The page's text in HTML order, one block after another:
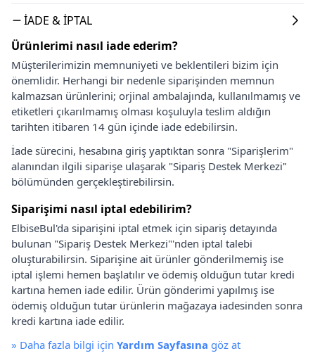
İADE & İPTAL
Ürünlerimi nasıl iade ederim?
Müşterilerimizin memnuniyeti ve beklentileri bizim için
önemlidir. Herhangi bir nedenle siparişinden memnun
kalmazsan ürünlerini; orjinal ambalajında, kullanılmamış ve
etiketleri çıkarılmamış olması koşuluyla teslim aldığın
tarihten itibaren 14 gün içinde iade edebilirsin.
İade sürecini, hesabına giriş yaptıktan sonra "Siparişlerim"
alanından ilgili siparişe ulaşarak "Sipariş Destek Merkezi"
bölümünden gerçekleştirebilirsin.
Siparişimi nasıl iptal edebilirim?
ElbiseBul'da siparişini iptal etmek için sipariş detayında
bulunan "Sipariş Destek Merkezi"'nden iptal talebi
oluşturabilirsin. Siparişine ait ürünler gönderilmemiş ise
iptal işlemi hemen başlatılır ve ödemiş olduğun tutar kredi
kartına hemen iade edilir. Ürün gönderimi yapılmış ise
ödemiş olduğun tutar ürünlerin mağazaya iadesinden sonra
kredi kartına iade edilir.
» Daha fazla bilgi için Yardım Sayfasına göz at